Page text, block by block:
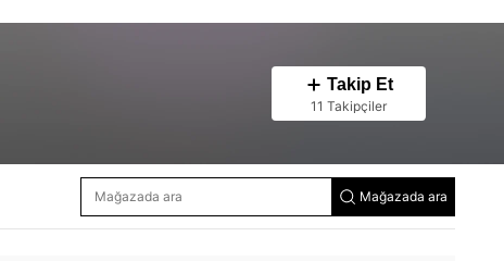
Takip Et
11 Takipçiler
Mağazada ara